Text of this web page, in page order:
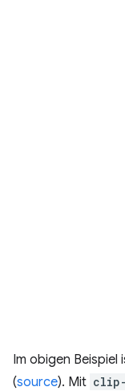
Im obigen Beispiel
(source). Mit